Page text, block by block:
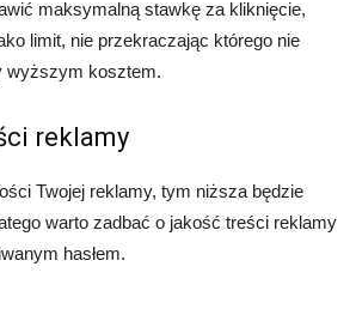
maksymalną stawkę za kliknięcie,
limit, nie przekraczając którego nie
wyższym kosztem.
reklamy
Twojej reklamy, tym niższa będzie
warto zadbać o jakość treści reklamy
hasłem.